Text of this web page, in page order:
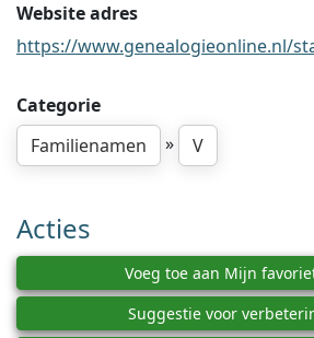
Website adres
https://www.genealogieonline.nl/
Categorie
Familienamen
» V
Acties
Voeg toe aan Mijn
Suggestie voor